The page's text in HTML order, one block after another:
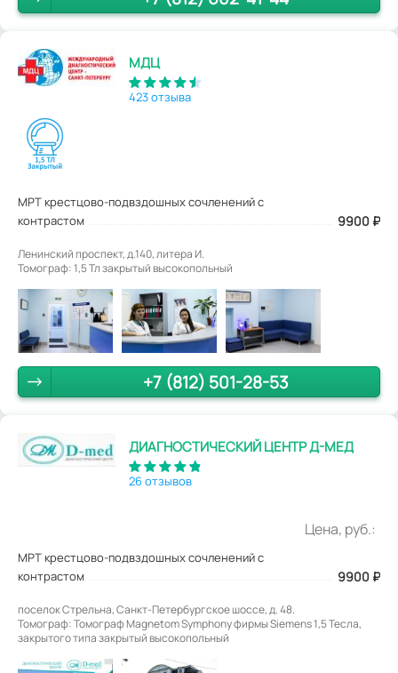
МДЦ
423 отзыва
МРТ крестцово-подвздошных сочленений с
контрастом
9900 ₽
Ленинский проспект, д.140, литера И.
Томограф: 1,5 Тл закрытый высокопольный
+7 (812) 501-28-53
ДИАГНОСТИЧЕСКИЙ ЦЕНТР Д-МЕД
26 отзывов
Цена, руб.:
МРТ крестцово-подвздошных сочленений с
контрастом
9900 ₽
поселок Стрельна, Санкт-Петербургское шоссе, д. 48.
Томограф: Томограф Magnetom Symphony фирмы Siemens 1,5 Тесла,
закрытого типа закрытый высокопольный